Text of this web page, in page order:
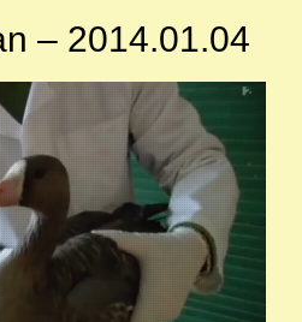
– 2014.01.04